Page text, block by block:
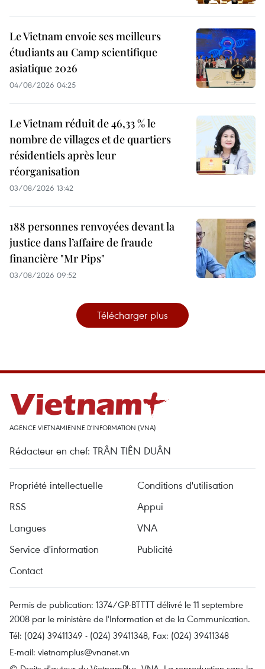
Le Vietnam envoie ses meilleurs
étudiants au Camp scientifique
asiatique 2026
04/08/2026 04:25
Le Vietnam réduit de 46,33 % le
nombre de villages et de quartiers
résidentiels après leur
réorganisation
03/08/2026 13:42
188 personnes renvoyées devant la
justice dans l’affaire de fraude
financière "Mr Pips"
03/08/2026 09:52
Télécharger plus
AGENCE VIETNAMIENNE D'INFORMATION (VNA)
Rédacteur en chef: TRÂN TIÊN DUÂN
Propriété intellectuelle
Conditions d'utilisation
RSS
Appui
Langues
VNA
Service d'information
Publicité
Contact
Permis de publication: 1374/GP-BTTTT délivré le 11 septembre
2008 par le ministère de l'Information et de la Communication.
Tél: (024) 39411349 - (024) 39411348, Fax: (024) 39411348
E-mail: vietnamplus@vnanet.vn